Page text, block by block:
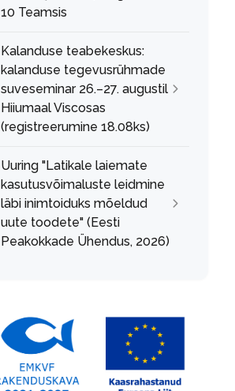
10 Teamsis
Kalanduse teabekeskus:
kalanduse tegevusrühmade
suveseminar 26.–27. augustil
Hiiumaal Viscosas
(registreerumine 18.08ks)
Uuring "Latikale laiemate
kasutusvõimaluste leidmine
läbi inimtoiduks mõeldud
uute toodete" (Eesti
Peakokkade Ühendus, 2026)